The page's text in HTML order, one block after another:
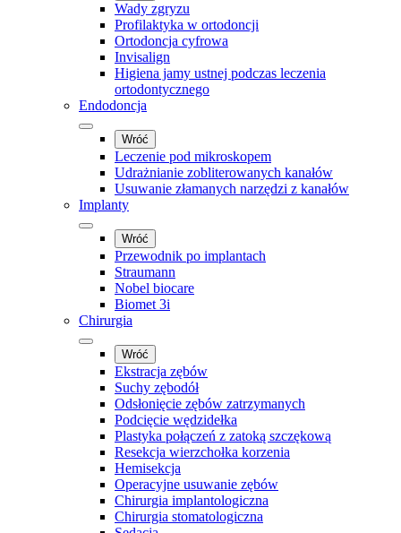
Wady zgryzu
Profilaktyka w ortodoncji
Ortodoncja cyfrowa
Invisalign
Higiena jamy ustnej podczas leczenia
ortodontycznego
Endodoncja
Wróć
Leczenie pod mikroskopem
Udrażnianie zobliterowanych kanałów
Usuwanie złamanych narzędzi z kanałów
Implanty
Wróć
Przewodnik po implantach
Straumann
Nobel biocare
Biomet 3i
Chirurgia
Wróć
Ekstracja zębów
Suchy zębodół
Odsłonięcie zębów zatrzymanych
Podcięcie wędzidełka
Plastyka połączeń z zatoką szczękową
Resekcja wierzchołka korzenia
Hemisekcja
Operacyjne usuwanie zębów
Chirurgia implantologiczna
Chirurgia stomatologiczna